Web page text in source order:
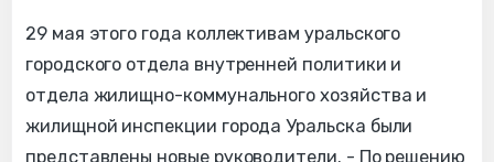
29 мая этого года коллективам уральского
городского отдела внутренней политики и
отдела жилищно-коммунального хозяйства и
жилищной инспекции города Уральска были
представлены новые руководители. - По решению